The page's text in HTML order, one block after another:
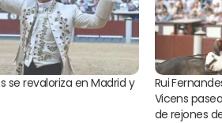
se revaloriza en Madrid y
Rui
Vicens
de rejones